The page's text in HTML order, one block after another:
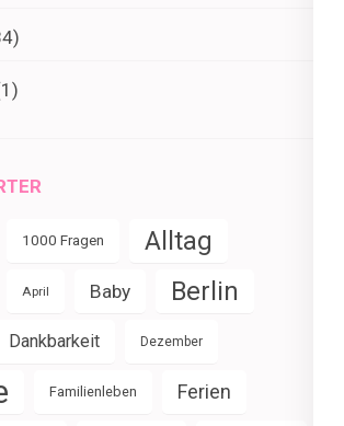
1000 Fragen Alltag
April Baby Berlin
Dankbarkeit Dezember
Familienleben Ferien